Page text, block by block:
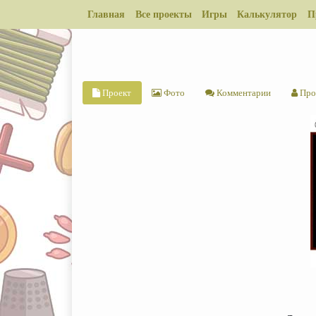
Главная Все проекты Игры Калькулятор
Проект Фото Комментарии